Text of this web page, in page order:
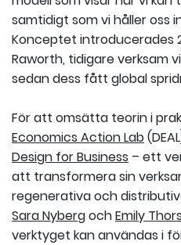
samtidigt som vi håller oss
Konceptet introducerades
Raworth, tidigare verksam
sedan dess fått global
För att omsätta teorin i
Economics Action Lab
Design for Business – ett
att transformera sin
regenerativa och
Sara NybergochEmily
verktyget kan användas i